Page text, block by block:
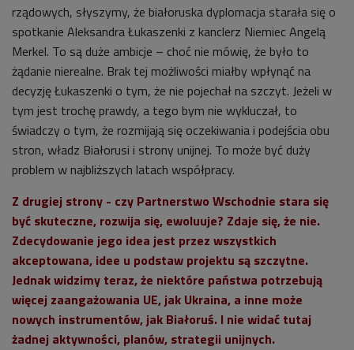
rządowych, słyszymy, że białoruska dyplomacja starała się o
spotkanie Aleksandra Łukaszenki z kanclerz Niemiec Angelą
Merkel. To są duże ambicje – choć nie mówię, że było to
żądanie nierealne. Brak tej możliwości miałby wpłynąć na
decyzję Łukaszenki o tym, że nie pojechał na szczyt. Jeżeli w
tym jest trochę prawdy, a tego bym nie wykluczał, to
świadczy o tym, że rozmijają się oczekiwania i podejścia obu
stron, władz Białorusi i strony unijnej. To może być duży
problem w najbliższych latach współpracy.
Z drugiej strony - czy Partnerstwo Wschodnie stara się
być skuteczne, rozwija się, ewoluuje? Zdaje się, że nie.
Zdecydowanie jego idea jest przez wszystkich
akceptowana, idee u podstaw projektu są szczytne.
Jednak widzimy teraz, że niektóre państwa potrzebują
więcej zaangażowania UE, jak Ukraina, a inne może
nowych instrumentów, jak Białoruś. I nie widać tutaj
żadnej aktywności, planów, strategii unijnych.